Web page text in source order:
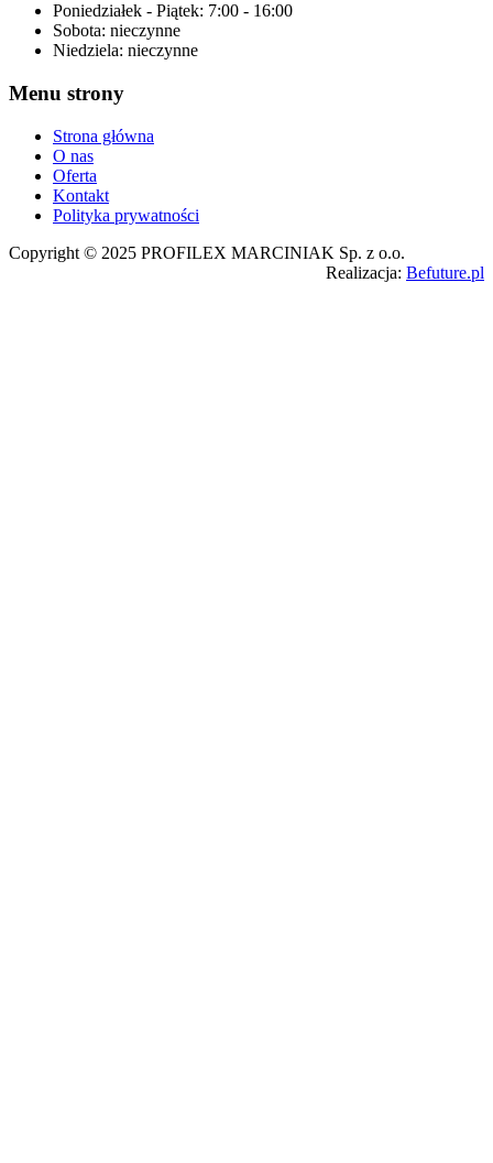
Poniedziałek - Piątek: 7:00 - 16:00
Sobota: nieczynne
Niedziela: nieczynne
Menu strony
Strona główna
O nas
Oferta
Kontakt
Polityka prywatności
Copyright © 2025 PROFILEX MARCINIAK Sp. z o.o.
Realizacja: Befuture.pl